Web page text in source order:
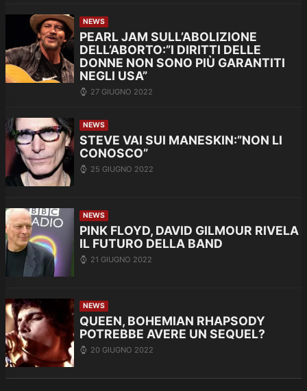
NEWS
PEARL JAM SULL’ABOLIZIONE
DELL’ABORTO:”I DIRITTI DELLE
DONNE NON SONO PIÙ GARANTITI
NEGLI USA”
27 GIUGNO 2022
NEWS
STEVE VAI SUI MANESKIN:”NON LI
CONOSCO”
25 GIUGNO 2022
NEWS
PINK FLOYD, DAVID GILMOUR RIVELA
IL FUTURO DELLA BAND
21 GIUGNO 2022
NEWS
QUEEN, BOHEMIAN RHAPSODY
POTREBBE AVERE UN SEQUEL?
20 GIUGNO 2022